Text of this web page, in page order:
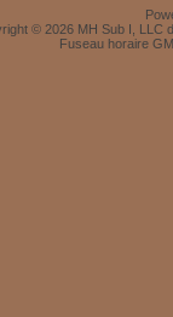
© 2026 MH Sub I, LLC
Fuseau horaire